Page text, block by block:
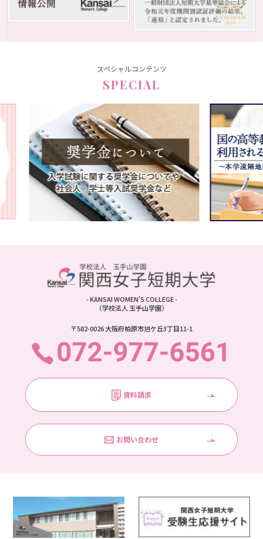
スペシャルコンテンツ
SPECIAL
- KANSAI WOMEN'S COLLEGE -
（学校法人 玉手山学園）
〒582-0026 大阪府柏原市旭ケ丘3丁目11-1
資料請求
お問い合わせ